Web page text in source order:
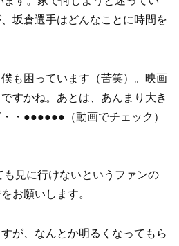
坂倉選手はどんなことに時間を
僕も困っています（苦笑）。映画
すかね。あとは、あんまり大き
・・●●●●●●（動画でチェック ）
見に行けないというファンの
お願いします。
が、なんとか明るくなってもら